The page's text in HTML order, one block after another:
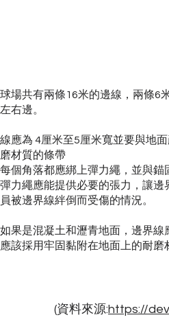
球場共有兩條16米的邊線，兩條6
左右邊。
線應為 4厘米至5厘米寬並要與地
磨材質的條帶
每個角落都應綁上彈力繩，並與錨
彈力繩應能提供必要的張力，讓
員被邊界線絆倒而受傷的情況。
如果是混凝土和瀝青地面，邊界
應該採用牢固黏附在地面上的耐
(​​資料來源:https://